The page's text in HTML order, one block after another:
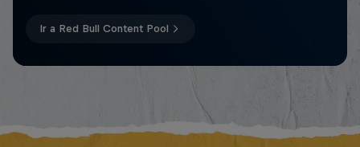
Ir a Red Bull Content Pool